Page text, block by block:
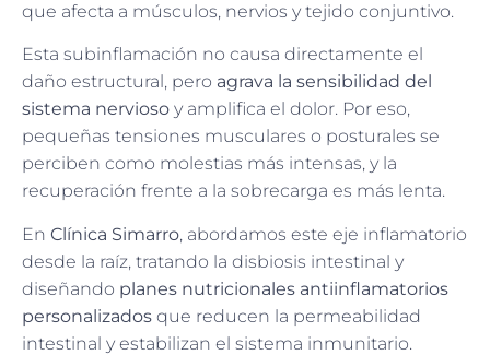
que afecta a músculos, nervios y tejido conjuntivo.
Esta subinflamación no causa directamente el
daño estructural, pero agrava la sensibilidad del
sistema nervioso y amplifica el dolor. Por eso,
pequeñas tensiones musculares o posturales se
perciben como molestias más intensas, y la
recuperación frente a la sobrecarga es más lenta.
En Clínica Simarro, abordamos este eje inflamatorio
desde la raíz, tratando la disbiosis intestinal y
diseñando planes nutricionales antiinflamatorios
personalizados que reducen la permeabilidad
intestinal y estabilizan el sistema inmunitario.